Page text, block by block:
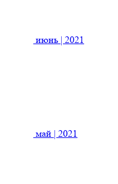
июнь | 2021
май | 2021